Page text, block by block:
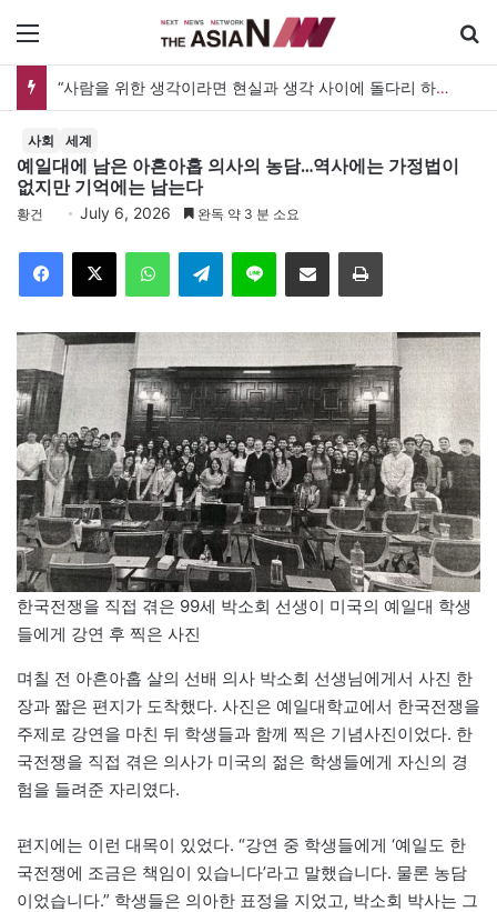
메뉴
“사람을 위한 생각이라면 현실과 생각 사이에 돌다리 하나는 놓아야 하지 않을까”
사회 세계
예일대에 남은 아흔아홉 의사의 농담…역사에는 가정법이
없지만 기억에는 남는다
황건 July 6, 2026 완독 약 3 분 소요
Facebook
X WhatsAppTelegramLine 이메일 인쇄
한국전쟁을 직접 겪은 99세 박소회 선생이 미국의 예일대 학생
들에게 강연 후 찍은 사진
며칠 전 아흔아홉 살의 선배 의사 박소회 선생님에게서 사진 한
장과 짧은 편지가 도착했다. 사진은 예일대학교에서 한국전쟁을
주제로 강연을 마친 뒤 학생들과 함께 찍은 기념사진이었다. 한
국전쟁을 직접 겪은 의사가 미국의 젊은 학생들에게 자신의 경
험을 들려준 자리였다.
편지에는 이런 대목이 있었다. “강연 중 학생들에게 ‘예일도 한
국전쟁에 조금은 책임이 있습니다’라고 말했습니다. 물론 농담
이었습니다.” 학생들은 의아한 표정을 지었고, 박소회 박사는 그